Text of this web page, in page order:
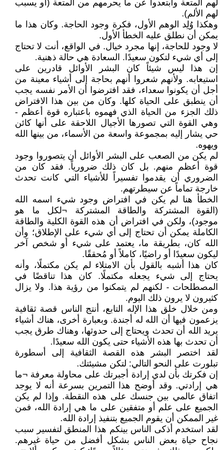
لهم المتعة وابتعدوا عن ما يحرمهم من المتعة (أو يسبب
لهم الألم).
وهكذا وُلِد الوهم الأول، فكرة وجود الحاجة. وكان هذا ما
يمكن أن نطلق عليه الخطأ الأول.
لا وجود للحاجة، إنها مجرد خيال. في الواقع، أنت لا تحتاج
إلى أي شيء لتكون سعيدًا. السعادة هي حالة ذهنية.
إن هذا ليس شيئاً كان البشر الأوائل قادرين على
استيعابه. ولأنهم شعروا أنهم بحاجة إلى أشياء معينة من
أجل أن يكونوا سعداء، فقد افترضوا أن الأمر نفسه يجب
أن ينطبق على الحياة كلها. وكان من بين هذا الافتراض
ذلك الجزء من الحياة الذي فهموه باعتباره قوة أعظم -
وهي القوة التي تصورها الأجيال اللاحقة على أنها كائن
حي يشار إليه بمجموعة واسعة من الأسماء، من بينها الله
ويهوه.
لم يكن من الصعب على البشر الأوائل أن يتصوروا وجود
قوة أعظم منهم. بل كان ذلك ضرورياً. فقد كان من
الضروري أن يقدموا تفسيراً للأشياء التي كانت تحدث
خارجة تماماً عن سيطرتهم.
الخطأ هنا لم يكن في افتراض وجود شيء اسمه الله
(القوة المشتركة والطاقة المشتركة ¬لكل ما هو
موجود)، ولكن في افتراض أن هذه القوة الكلية والطاقة
الكاملة يمكن أن تحتاج إلى أي شيء على الإطلاق؛ وأن
الله كان، بطريقة ما، يعتمد على شيء أو شخص آخر
ليكون سعيدًا أو راضيًا، كاملاً أو مُحققًا.
كان هذا أشبه بالقول بأن الامتلاء لم يكن مكتملًا، وأنه
يحتاج إلى شيء يجعله مكتملًا. كان هذا تناقضًا في
المصطلحات - لكنهم لم يتمكنوا من رؤية هذا. ولا يزال
كثيرون لا يرون ذلك اليوم.
ومن خلال خلق هذا الإله التابع، أنتج الناس قصة ثقافية
يزعمون فيها أن الله له أجندة. وبعبارة أخرى، هناك أشياء
يريد الله أن تحدث ويحتاج إلى حدوثها، وهناك طرق يجب
أن تحدث بها هذه الأشياء حتى يكون الله سعيدًا.
لقد اختصر البشر هذه القصة الثقافية إلى أسطورة
تبلورت على النحو التالي: لتكن مشيئتك.
إن فكرتك بأن لدي إرادة أجبرتك على محاولة معرفة ¬ما
هي إرادتي. وقد أوضح هذا التمرين بسرعة أنه لا يوجد
اتفاق عالمي بين جنسك على هذه النقطة. وإذا لم يكن
الجميع على علم أو متفقين على ما هي إرادة الله، فمن
غير الممكن أن يقوم الجميع بتنفيذ إرادة الله.
لقد استخدم أذكى الناس بينكم هذا المنطق لتفسير سبب
نجاح حياة بعض الناس بشكل أفضل من حياة غيرهم.